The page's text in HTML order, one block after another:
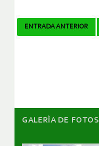
Navegador
ENTRADA ANTERIOR
GALERÌA DE FOTOS